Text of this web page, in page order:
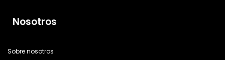
Nosotros
Sobre nosotros